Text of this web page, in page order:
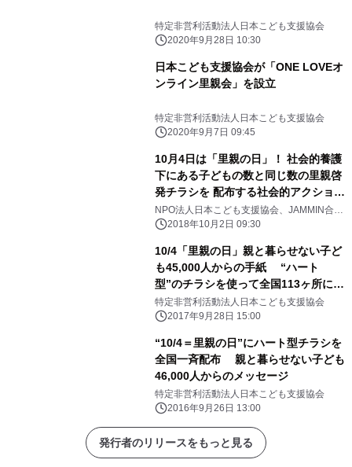
特定非営利活動法人日本こども支援協会
2020年9月28日 10:30
日本こども支援協会が「ONE LOVEオ
ンライン里親会」を設立
特定非営利活動法人日本こども支援協会
2020年9月7日 09:45
10月4日は「里親の日」！ 社会的養護
下にある子どもの数と同じ数の里親啓
発チラシを 配布する社会的アクション
「One Loveキャンペーン」 応援でき
るチャリティーアイテムを10月1日
(月)から1週間限定販売
NPO法人日本こども支援協会、JAMMIN合同
会社2018年10月2日 09:30
10/4「里親の日」親と暮らせない子ど
も45,000人からの手紙 “ハート
型”のチラシを使って全国113ヶ所に一
斉配布
特定非営利活動法人日本こども支援協会
2017年9月28日 15:00
“10/4＝里親の日”にハート型チラシを
全国一斉配布 親と暮らせない子ども
46,000人からのメッセージ
特定非営利活動法人日本こども支援協会
2016年9月26日 13:00
発行者のリリースをもっと見る